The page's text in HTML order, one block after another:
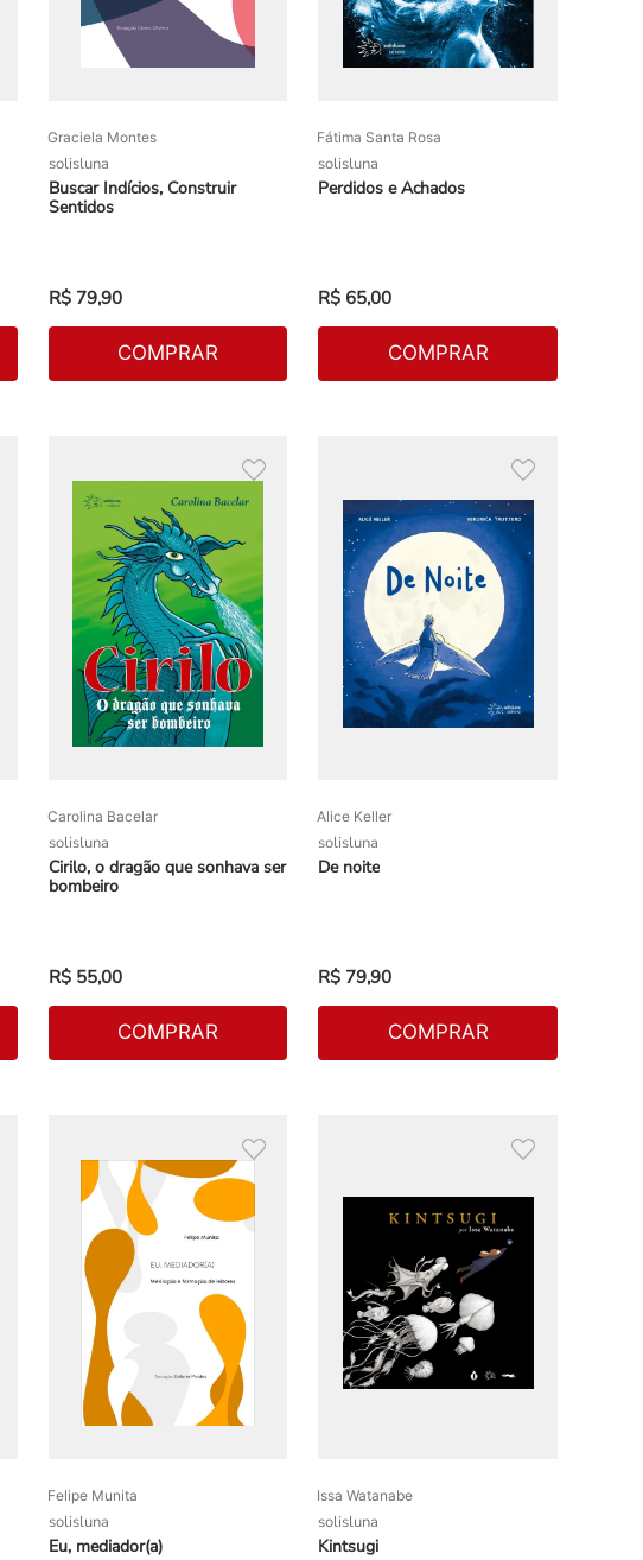
Graciela Montes
solisluna
Buscar Indícios, Construir
Sentidos
R$ 79,90
COMPRAR
Fátima Santa Rosa
solisluna
Perdidos e Achados
R$ 65,00
COMPRAR
Carolina Bacelar
solisluna
Cirilo, o dragão que sonhava ser
bombeiro
R$ 55,00
COMPRAR
Alice Keller
solisluna
De noite
R$ 79,90
COMPRAR
Felipe Munita
solisluna
Eu, mediador(a)
Issa Watanabe
solisluna
Kintsugi